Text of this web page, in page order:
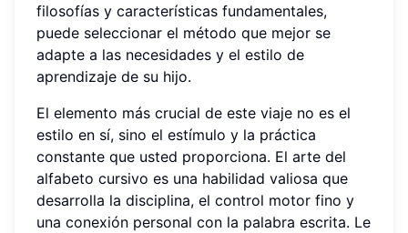
filosofías y características fundamentales,
puede seleccionar el método que mejor se
adapte a las necesidades y el estilo de
aprendizaje de su hijo.
El elemento más crucial de este viaje no es el
estilo en sí, sino el estímulo y la práctica
constante que usted proporciona. El arte del
alfabeto cursivo es una habilidad valiosa que
desarrolla la disciplina, el control motor fino y
una conexión personal con la palabra escrita. Le